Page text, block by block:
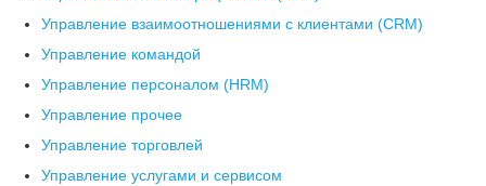
Управление взаимоотношениями с клиентами (СRM)
Управление командой
Управление персоналом (HRM)
Управление прочее
Управление торговлей
Управление услугами и сервисом